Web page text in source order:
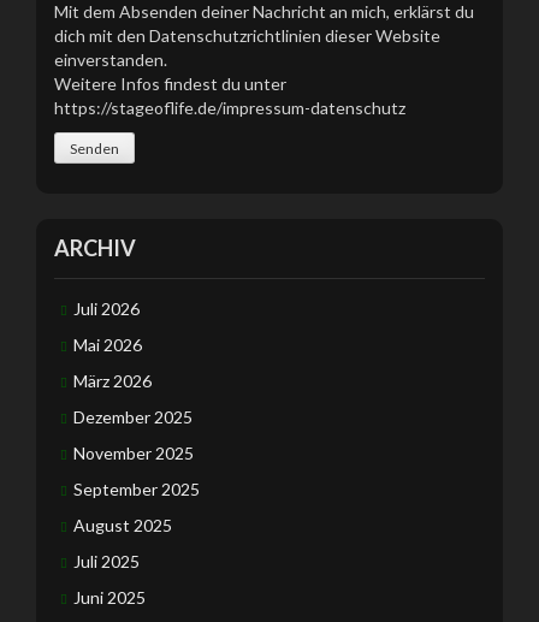
Mit dem Absenden deiner Nachricht an mich, erklärst du
dich mit den Datenschutzrichtlinien dieser Website
einverstanden.
Weitere Infos findest du unter
https://stageoflife.de/impressum-datenschutz
ARCHIV
Juli 2026
Mai 2026
März 2026
Dezember 2025
November 2025
September 2025
August 2025
Juli 2025
Juni 2025